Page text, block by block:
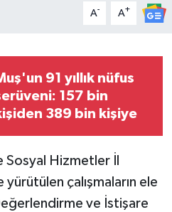
A- A+
91 yıllık nüfus
157 bin
389 bin kişiye
Sosyal Hizmetler İl
çalışmaların ele
ve İstişare